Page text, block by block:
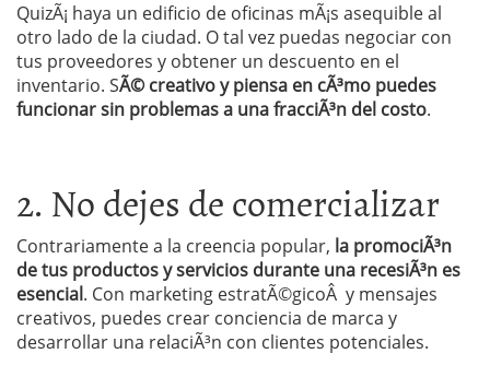
QuizÃ¡ haya un edificio de oficinas mÃ¡s asequible al
otro lado de la ciudad. O tal vez puedas negociar con
tus proveedores y obtener un descuento en el
inventario. SÃ© creativo y piensa en cÃ³mo puedes
funcionar sin problemas a una fracciÃ³n del costo.
2. No dejes de comercializar
Contrariamente a la creencia popular, la promociÃ³n
de tus productos y servicios durante una recesiÃ³n es
esencial. Con marketing estratÃ©gicoÂ y mensajes
creativos, puedes crear conciencia de marca y
desarrollar una relaciÃ³n con clientes potenciales.